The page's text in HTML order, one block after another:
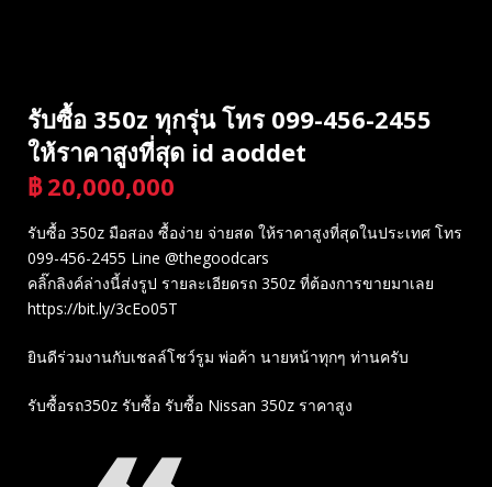
รับซื้อ 350z ทุกรุ่น โทร 099-456-2455
ให้ราคาสูงที่สุด id aoddet
฿ 20,000,000
รับซื้อ 350z มือสอง ซื้อง่าย จ่ายสด ให้ราคาสูงที่สุดในประเทศ โทร
099-456-2455 Line @thegoodcars
คลิ๊กลิงค์ล่างนี้ส่งรูป รายละเอียดรถ 350z ที่ต้องการขายมาเลย
https://bit.ly/3cEo05T
ยินดีร่วมงานกับเชลล์โชว์รูม พ่อค้า นายหน้าทุกๆ ท่านครับ
รับซื้อรถ350z รับซื้อ รับซื้อ Nissan 350z ราคาสูง